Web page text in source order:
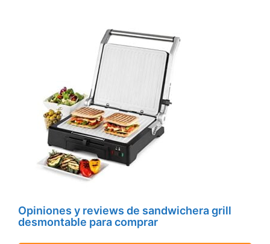
Opiniones y reviews de sandwichera grill
desmontable para comprar